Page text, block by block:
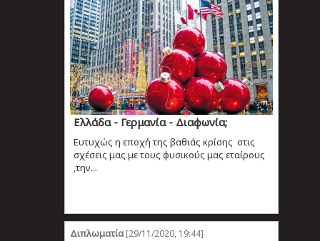
Ελλάδα - Γερμανία - Διαφωνία;
Ευτυχώς η εποχή της βαθιάς κρίσης στις
σχέσεις μας με τους φυσικούς μας εταίρους
,την...
Διπλωματία[29/11/2020, 19:44]